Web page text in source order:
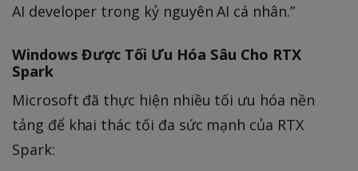
AI developer trong kỷ nguyên AI cá nhân.”
Windows Được Tối Ưu Hóa Sâu Cho RTX
Spark
Microsoft đã thực hiện nhiều tối ưu hóa nền
tảng để khai thác tối đa sức mạnh của RTX
Spark: